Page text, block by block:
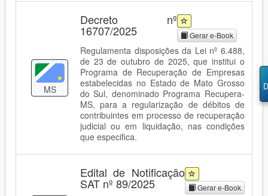
MS
Decreto nº
16707/2025 Gerar e-Book
Regulamenta disposições da Lei nº 6.488,
de 23 de outubro de 2025, que institui o
Programa de Recuperação de Empresas
estabelecidas no Estado de Mato Grosso
do Sul, denominado Programa Recupera-
MS, para a regularização de débitos de
contribuintes em processo de recuperação
judicial ou em liquidação, nas condições
que especifica.
Edital de Notificação
SAT nº 89/2025 Gerar e-Book